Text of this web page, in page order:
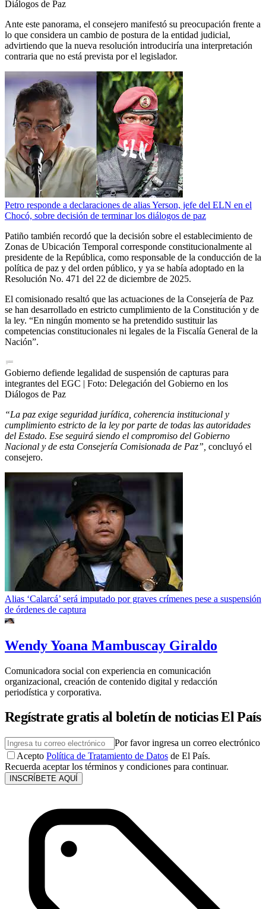
Diálogos de Paz
Ante este panorama, el consejero manifestó su preocupación frente a
lo que considera un cambio de postura de la entidad judicial,
advirtiendo que la nueva resolución introduciría una interpretación
contraria que no está prevista por el legislador.
Petro responde a declaraciones de alias Yerson, jefe del ELN en el
Chocó, sobre decisión de terminar los diálogos de paz
Patiño también recordó que la decisión sobre el establecimiento de
Zonas de Ubicación Temporal corresponde constitucionalmente al
presidente de la República, como responsable de la conducción de la
política de paz y del orden público, y ya se había adoptado en la
Resolución No. 471 del 22 de diciembre de 2025.
El comisionado resaltó que las actuaciones de la Consejería de Paz
se han desarrollado en estricto cumplimiento de la Constitución y de
la ley. “En ningún momento se ha pretendido sustituir las
competencias constitucionales ni legales de la Fiscalía General de la
Nación”.
Gobierno defiende legalidad de suspensión de capturas para
integrantes del EGC | Foto: Delegación del Gobierno en los
Diálogos de Paz
“La paz exige seguridad jurídica, coherencia institucional y
cumplimiento estricto de la ley por parte de todas las autoridades
del Estado. Ese seguirá siendo el compromiso del Gobierno
Nacional y de esta Consejería Comisionada de Paz”, concluyó el
consejero.
Alias ‘Calarcá’ será imputado por graves crímenes pese a suspensión
de órdenes de captura
Wendy Yoana Mambuscay Giraldo
Comunicadora social con experiencia en comunicación
organizacional, creación de contenido digital y redacción
periodística y corporativa.
Regístrate gratis al boletín de noticias El País
Por favor ingresa un correo electrónico
Acepto Política de Tratamiento de Datos de El País.
Recuerda aceptar los términos y condiciones para continuar.
INSCRÍBETE AQUÍ